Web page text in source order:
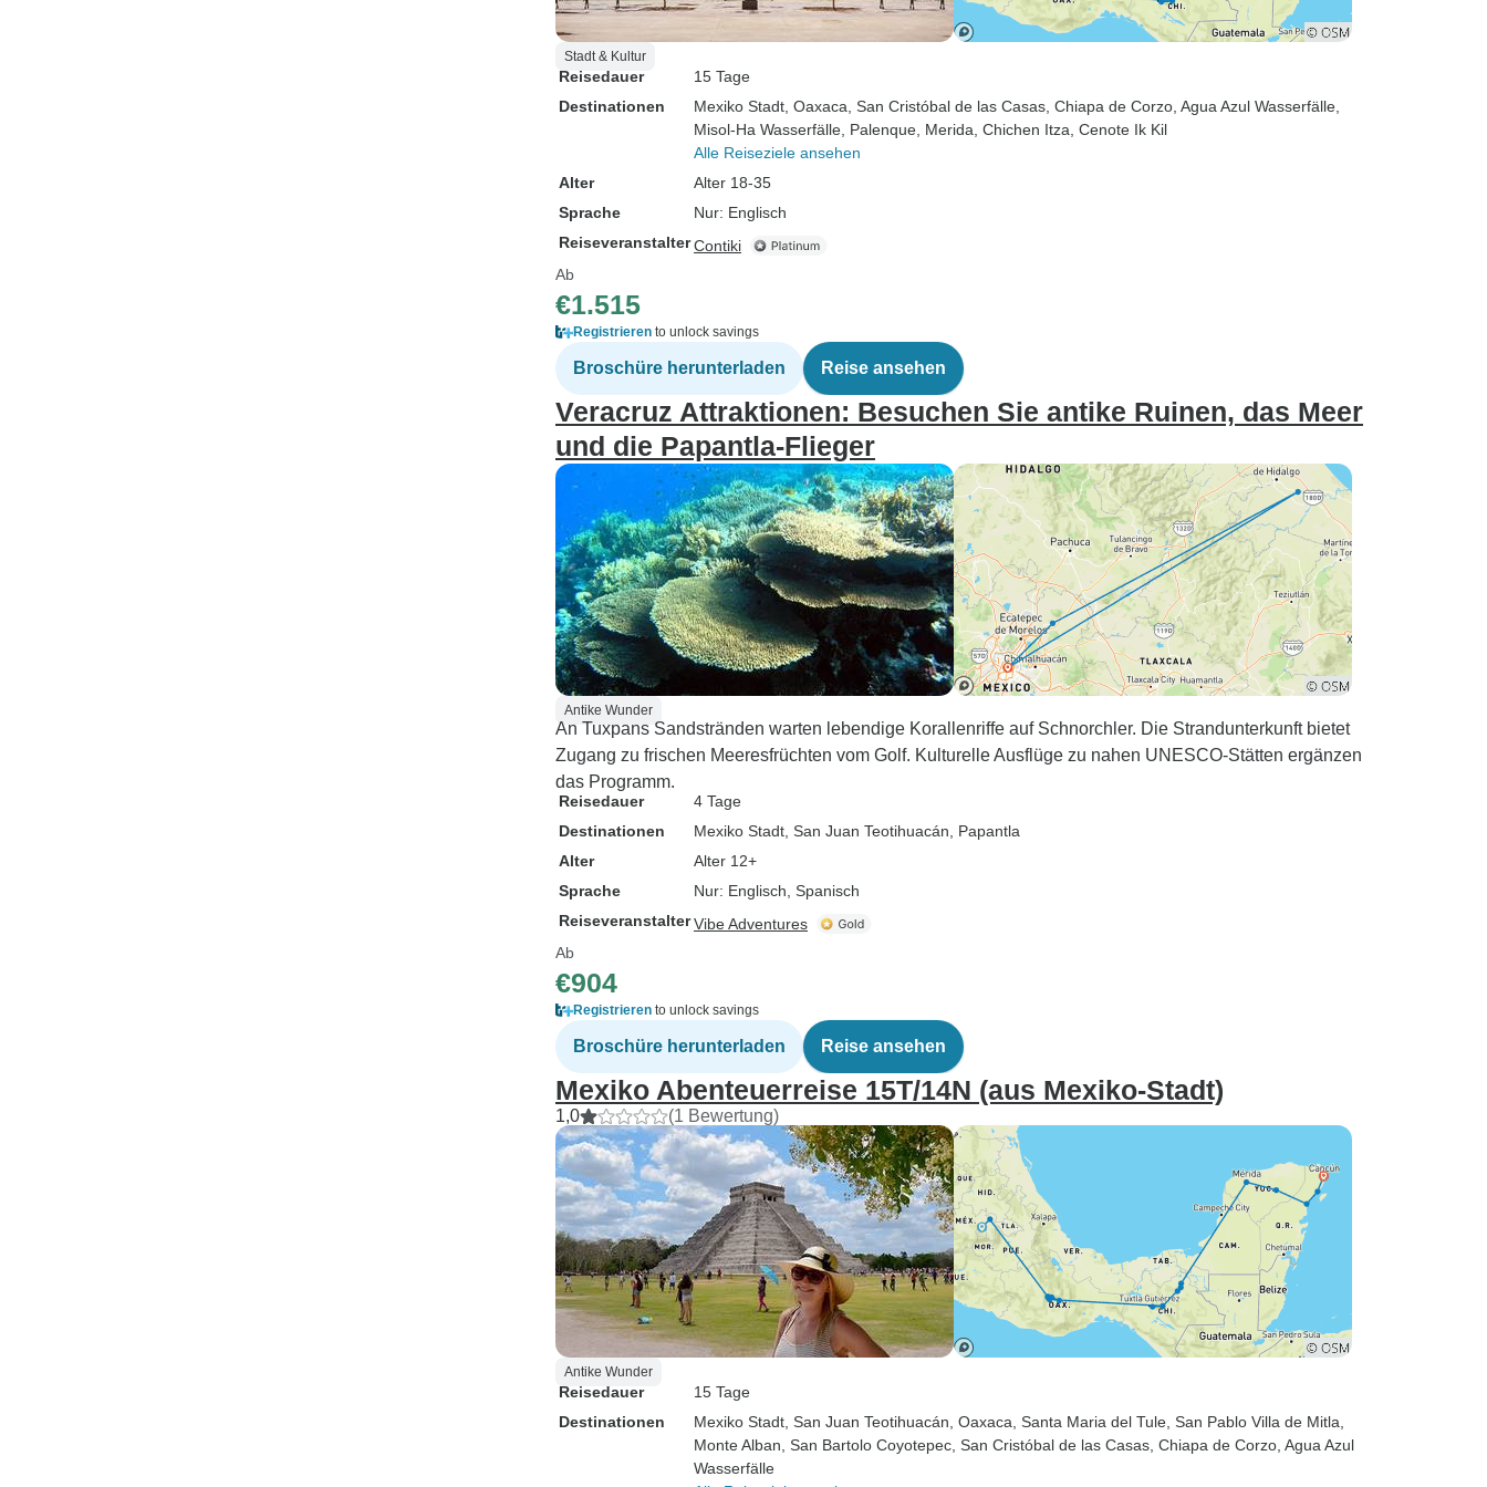
buchen, zögern Sie nicht -
buchen Sie sie jetzt! Es war
wirklich die beste Zeit
meines Lebens und wenn
ich wieder nach Mexiko
komme, werde ich mich auf
jeden Fall wieder an Luis
wenden. Er ist zweifellos
man sich wünschen kann!
Stadt & Kultur
Reisedauer
15 Tage
Destinationen
Mexiko Stadt , Oaxaca , San Cristóbal de las Casas , Chiapa de Corzo , Agua Azul Wasserfälle
Misol-Ha Wasserfälle , Palenque , Merida , Chichen Itza , Cenote Ik Kil
Alle Reiseziele ansehen
Alter
Alter 18-35
Sprache
Nur: Englisch
ReiseveranstalterContiki
Ab
€1.515
Registrieren to unlock savings
Broschüre herunterladen Reise ansehen
Veracruz Attraktionen: Besuchen Sie antike Ruinen, das Meer
und die Papantla-Flieger
Antike Wunder
An Tuxpans Sandstränden warten lebendige Korallenriffe auf Schnorchler. Die Strandunterkunft bietet
Zugang zu frischen Meeresfrüchten vom Golf. Kulturelle Ausflüge zu nahen UNESCO-Stätten ergänzen
das Programm.
Reisedauer
4 Tage
Destinationen
Mexiko Stadt , San Juan Teotihuacán , Papantla
Alter
Alter 12+
Sprache
Nur: Englisch, Spanisch
ReiseveranstalterVibe Adventures
Ab
€904
Registrieren to unlock savings
Broschüre herunterladen Reise ansehen
Mexiko Abenteuerreise 15T/14N (aus Mexiko-Stadt)
1,0 (1 Bewertung)
Antike Wunder
Reisedauer
15 Tage
Destinationen
Mexiko Stadt , San Juan Teotihuacán , Oaxaca , Santa Maria del Tule , San Pablo Villa de Mitla
Monte Alban , San Bartolo Coyotepec , San Cristóbal de las Casas , Chiapa de Corzo , Agua Azul
Wasserfälle